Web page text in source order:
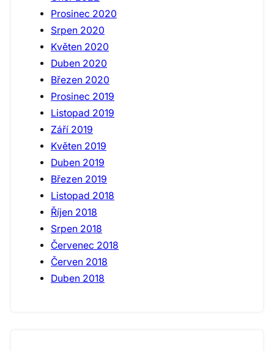
Prosinec 2020
Srpen 2020
Květen 2020
Duben 2020
Březen 2020
Prosinec 2019
Listopad 2019
Září 2019
Květen 2019
Duben 2019
Březen 2019
Listopad 2018
Říjen 2018
Srpen 2018
Červenec 2018
Červen 2018
Duben 2018